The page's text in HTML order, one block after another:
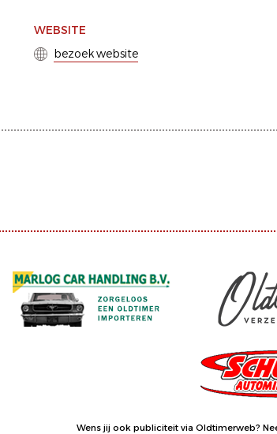
WEBSITE
bezoek website
Wens jij ook publiciteit via Oldtimerweb?